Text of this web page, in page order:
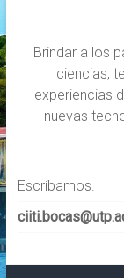
Brindar a los
ciencias,
experiencias
nuevas
Escríbamos.